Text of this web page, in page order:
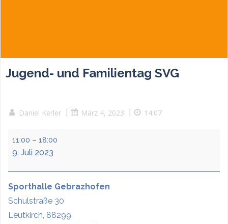
Jugend- und Familientag SVG
Daniel Kerler März 4, 2023 14:07
Jugend-
und
11:00 – 18:00
9. Juli 2023
Sporthalle Gebrazhofen
Schulstraße 30
Leutkirch, 88299